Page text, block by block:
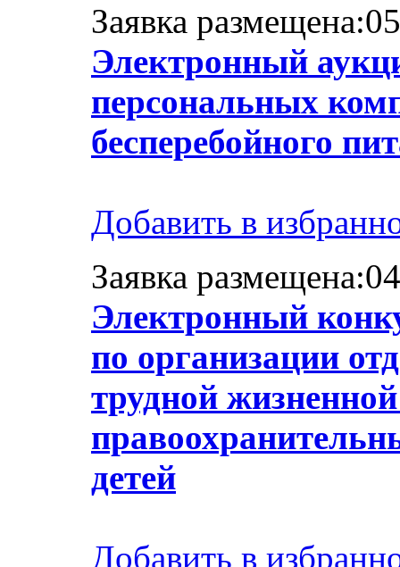
Заявка
Электронный
персональных
бесперебойного
Добавить в
Заявка
Электронный
по организации
трудной
детей
Добавить в